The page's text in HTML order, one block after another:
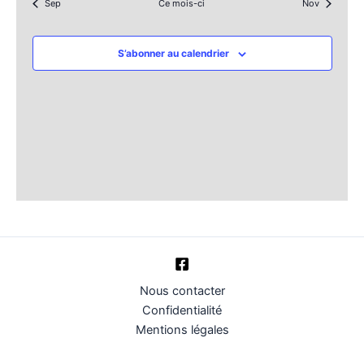
Sep Ce mois-ci Nov
S’abonner au calendrier
Nous contacter
Confidentialité
Mentions légales